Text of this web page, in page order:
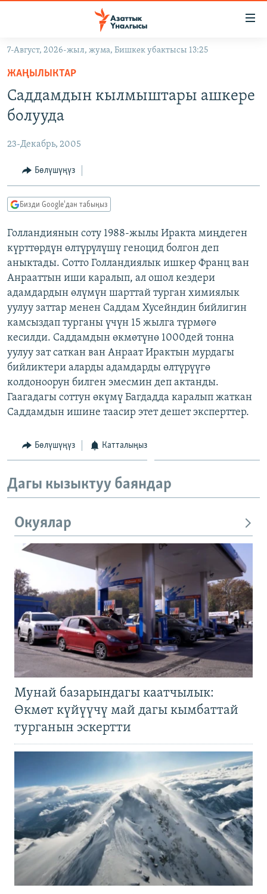
Навигацияга
өтүңүз
Издөөгө
салыңыз
ЭКОНОМИКА
МАДАНИЯТ
ДҮЙНӨ
БОРБОР АЗИЯ
УКРАИНА
АТАЙЫН ИЛИКТӨӨ
ТВ ПРОГРАММАЛАР
ЭКСПЕРТТЕР ТАЛДАЙТ
БИЗ ЖАНА ДҮЙНӨ
ДАНИСТЕ
ЭЖЕ-СИҢДИЛЕР
АЗАТТЫК+
ЫҢГАЙСЫЗ СУРООЛОР
ӨЗГӨЧӨ ПИКИР
Русский
ОНЛАЙН ШЕРИНЕ
ЭЕ/АРнун бардык сайттары
7-Август, 2026-жыл, жума, Бишкек убактысы 13:25
ЖАҢЫЛЫКТАР
Саддамдын кылмыштары ашкере
болууда
23-Декабрь, 2005
Бөлүшүңүз
Бизди Google'дан табыңыз
Голландиянын соту 1988-жылы Иракта миңдеген
күрттөрдүн өлтүрүлүшү геноцид болгон деп
аныктады. Сотто Голландиялык ишкер Франц ван
Анрааттын иши каралып, ал ошол кездери
адамдардын өлүмүн шарттай турган химиялык
уулуу заттар менен Саддам Хусейндин бийлигин
камсыздап турганы үчүн 15 жылга түрмөгө
кесилди. Саддамдын өкмөтүнө 1000дей тонна
уулуу зат саткан ван Анраат Ирактын мурдагы
бийликтери аларды адамдарды өлтүрүүгө
колдоноорун билген эмесмин деп актанды.
Гаагадагы соттун өкүмү Багдадда каралып жаткан
Саддамдын ишине таасир этет дешет эксперттер.
Бөлүшүңүз Катталыңыз
Дагы кызыктуу баяндар
Окуялар
Мунай базарындагы каатчылык:
Өкмөт күйүүчү май дагы кымбаттай
турганын эскертти